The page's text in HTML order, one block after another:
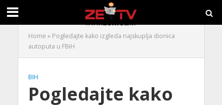
Home » Pogledajte kako izgleda najskuplja dionica
autoputa u FBiH
BIH
Pogledajte kako